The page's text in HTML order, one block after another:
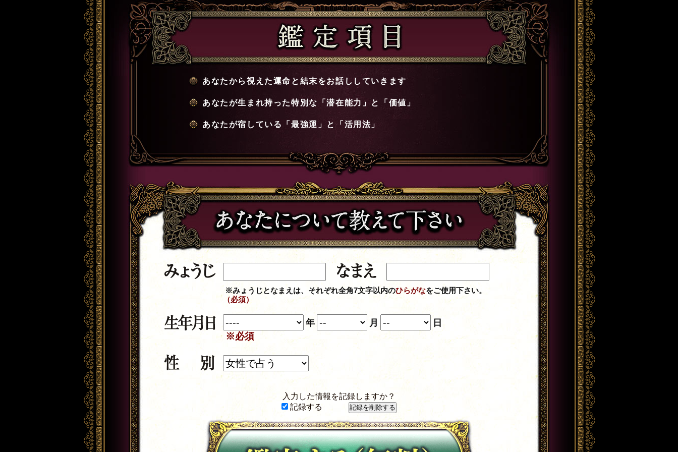
あなたから視えた運命と結末をお話ししていきます
あなたが生まれ持った特別な「潜在能力」と「価値」
あなたが宿している「最強運」と「活用法」
※みょうじとなまえは、それぞれ全角7文字以内のひらがなをご使用下さい。
（必須）
年 月
日
※必須
入力した情報を記録しますか？
記録する